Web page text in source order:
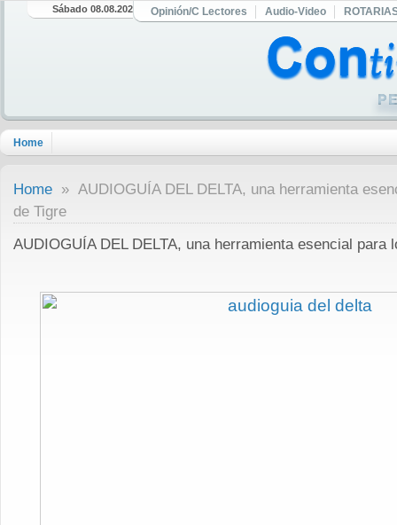
Sábado 08.08.2026 Opinión/C Lectores Audio-Video
Home
Home » AUDIOGUÍA DEL DELTA, una herramienta
de Tigre
AUDIOGUÍA DEL DELTA, una herramienta esencial para